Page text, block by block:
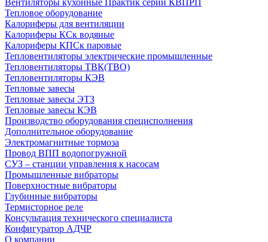
Вентиляторы кухонные Практик серии КВПРП
Тепловое оборудование
Калориферы для вентиляции
Калориферы КСк водяные
Калориферы КПСк паровые
Тепловентиляторы электрические промышленные
Тепловентиляторы ТВК(ТВО)
Тепловентиляторы КЭВ
Тепловые завесы
Тепловые завесы ЭТЗ
Тепловые завесы КЭВ
Производство оборудования специсполнения
Дополнительное оборудование
Электромагнитные тормоза
Провод ВПП водопогружной
СУЗ – станции управления к насосам
Промышленные вибраторы
Поверхностные вибраторы
Глубинные вибраторы
Термисторное реле
Консультация технического специалиста
Конфигуратор АДЧР
О компании